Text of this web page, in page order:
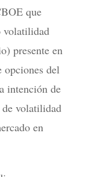
que
volatilidad
presente en
opciones del
intención de
volatilidad
en